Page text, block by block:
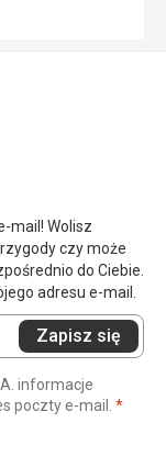
mail! Wolisz
czy może
do Ciebie.
adresu e-mail.
Zapisz się
informacje
poczty e-mail. *